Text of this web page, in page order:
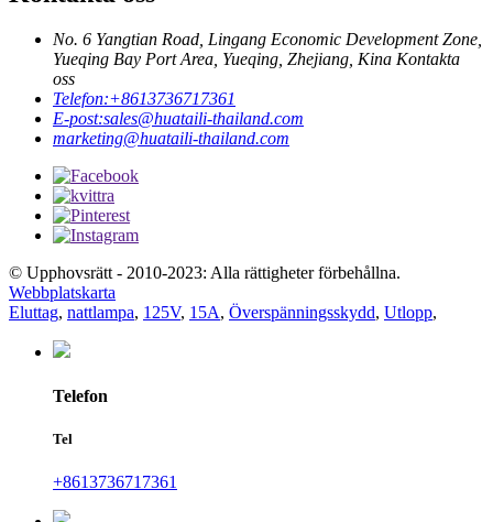
No. 6 Yangtian Road, Lingang Economic Development Zone,
Yueqing Bay Port Area, Yueqing, Zhejiang, Kina Kontakta
oss
Telefon:+8613736717361
E-post:sales@huataili-thailand.com
marketing@huataili-thailand.com
© Upphovsrätt - 2010-2023: Alla rättigheter förbehållna.
Webbplatskarta
Eluttag, nattlampa, 125V, 15A, Överspänningsskydd, Utlopp,
Telefon
Tel
+8613736717361